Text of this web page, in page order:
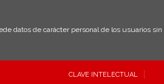
datos de carácter personal de los usuarios
CLAVE INTELECTUAL